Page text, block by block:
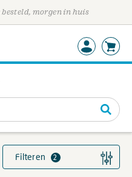
morgen in huis
Filteren 2